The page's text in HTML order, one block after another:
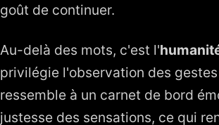
goût de continuer.
Au-delà des mots, c'est l'
privilégie l'observation des
ressemble à un carnet de bord
justesse des sensations, ce qui